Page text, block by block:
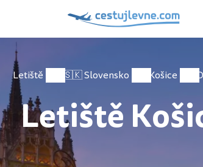
Letiště 🇸🇰 Slovensko Košice
Letiště